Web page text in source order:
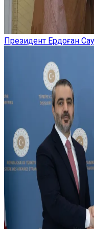
Президент Ердоған